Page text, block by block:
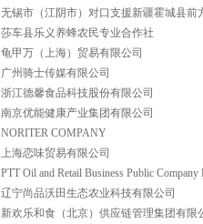
无锡市（江阴市）对口支援新疆霍城县前
莎车县乐义养蜂农民专业合作社
龟甲万（上海）贸易有限公司
广州骑士传媒有限公司
浙江德馨食品科技股份有限公司
南京优能健康产业集团有限公司
NORITER COMPANY
上海恋味贸易有限公司
PTT Oil and Retail Business Public Company
辽宁尚品沃田生态农业科技有限公司
新欢乐和食（北京）供应链管理集团有限